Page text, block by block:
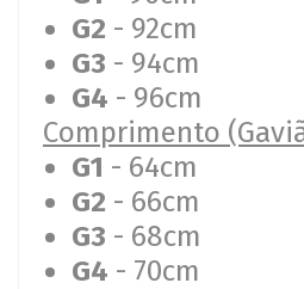
G2 - 92cm
G3 - 94cm
G4 - 96cm
Comprimento
G1 - 64cm
G2 - 66cm
G3 - 68cm
G4 - 70cm